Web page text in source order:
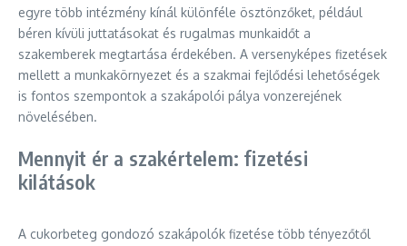
egyre több intézmény kínál különféle ösztönzőket, például
béren kívüli juttatásokat és rugalmas munkaidőt a
szakemberek megtartása érdekében. A versenyképes fizetések
mellett a munkakörnyezet és a szakmai fejlődési lehetőségek
is fontos szempontok a szakápolói pálya vonzerejének
növelésében.
Mennyit ér a szakértelem: fizetési
kilátások
A cukorbeteg gondozó szakápolók fizetése több tényezőtől